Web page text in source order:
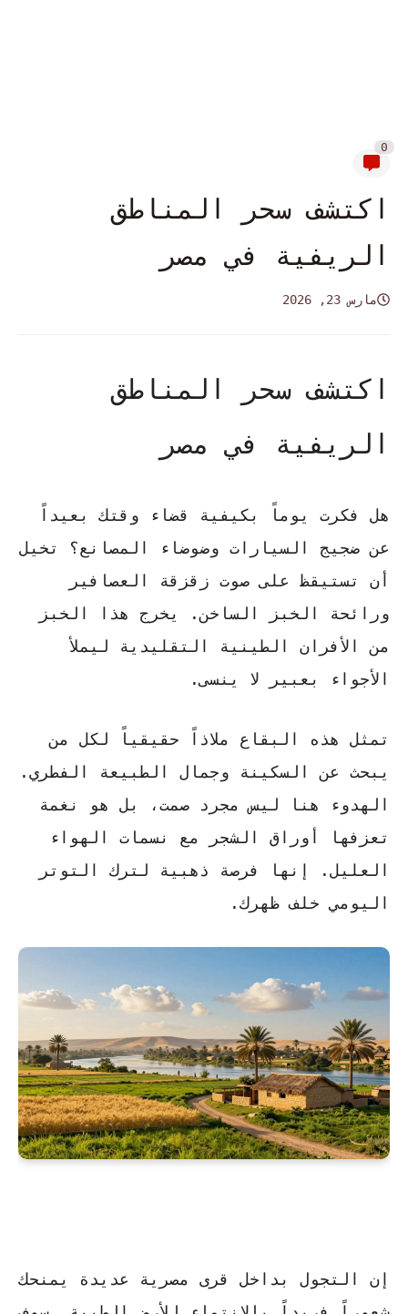
0
اكتشف سحر المناطق
الريفية في مصر
مارس 23, 2026
اكتشف سحر المناطق
الريفية في مصر
هل فكرت يوماً بكيفية قضاء وقتك بعيداً
عن ضجيج السيارات وضوضاء المصانع؟ تخيل
أن تستيقظ على صوت زقزقة العصافير
ورائحة الخبز الساخن. يخرج هذا الخبز
من الأفران الطينية التقليدية ليملأ
الأجواء بعبير لا ينسى.
تمثل هذه البقاع ملاذاً حقيقياً لكل من
يبحث عن السكينة وجمال الطبيعة الفطري.
الهدوء هنا ليس مجرد صمت، بل هو نغمة
تعزفها أوراق الشجر مع نسمات الهواء
العليل. إنها فرصة ذهبية لترك التوتر
اليومي خلف ظهرك.
إن التجول بداخل قرى مصرية عديدة يمنحك